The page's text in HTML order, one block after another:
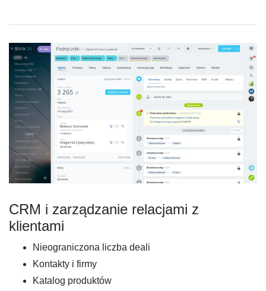
CRM i zarządzanie relacjami z
klientami
Nieograniczona liczba deali
Kontakty i firmy
Katalog produktów